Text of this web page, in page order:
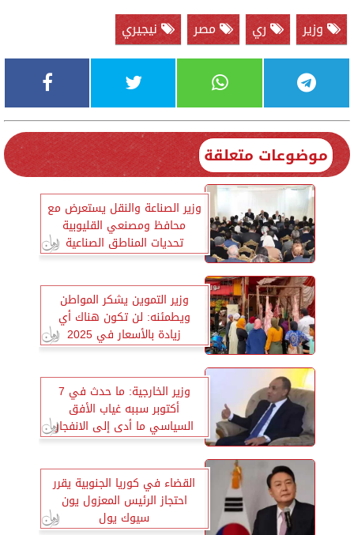
وزير
ري مصر نيجيري
موضوعات متعلقة
وزير الصناعة والنقل يستعرض مع
محافظ ومصنعي القليوبية
تحديات المناطق الصناعية
وزير التموين يشكر المواطن
ويطمئنه: لن تكون هناك أي
زيادة بالأسعار في 2025
وزير الخارجية: ما حدث في 7
أكتوبر سببه غياب الأفق
السياسي ما أدى إلى الانفجار
القضاء في كوريا الجنوبية يقرر
احتجاز الرئيس المعزول يون
سيوك يول